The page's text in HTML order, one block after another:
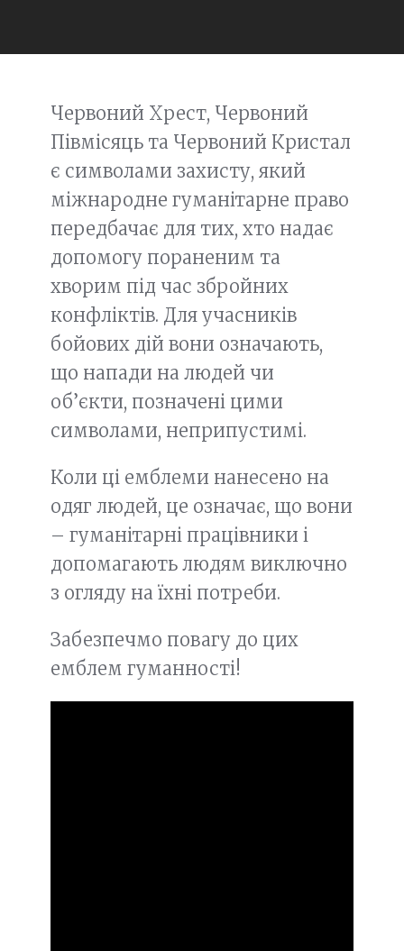
Червоний Хрест, Червоний
Півмісяць та Червоний Кристал
є символами захисту, який
міжнародне гуманітарне право
передбачає для тих, хто надає
допомогу пораненим та
хворим під час збройних
конфліктів. Для учасників
бойових дій вони означають,
що напади на людей чи
об’єкти, позначені цими
символами, неприпустимі.
Коли ці емблеми нанесено на
одяг людей, це означає, що вони
– гуманітарні працівники і
допомагають людям виключно
з огляду на їхні потреби.
Забезпечмо повагу до цих
емблем гуманності!